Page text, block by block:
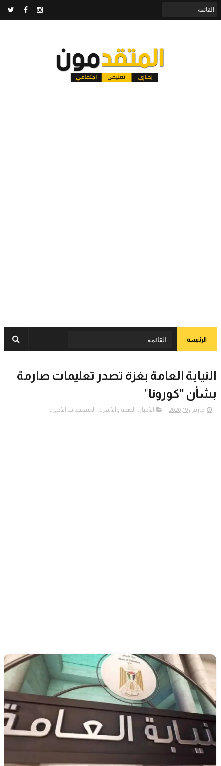
الرئيسة
النيابة العامة بغزة تصدر تعليمات صارمة
بشأن "كورونا"
مارس 19, 2020 الأخبار , الصحة والأسرة, المستجدات الأخيرة